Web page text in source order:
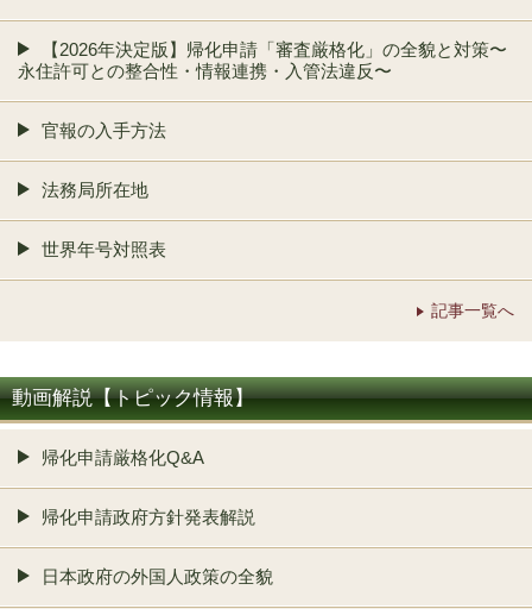
【2026年決定版】帰化申請「審査厳格化」の全貌と対策〜
永住許可との整合性・情報連携・入管法違反〜
官報の入手方法
法務局所在地
世界年号対照表
記事一覧へ
動画解説【トピック情報】
帰化申請厳格化Q&A
帰化申請政府方針発表解説
日本政府の外国人政策の全貌